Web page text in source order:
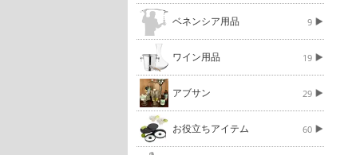
ベネンシア用品 9
ワイン用品 19
アブサン 29
お役立ちアイテム 60